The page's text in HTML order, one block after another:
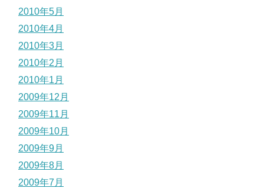
2010年5月
2010年4月
2010年3月
2010年2月
2010年1月
2009年12月
2009年11月
2009年10月
2009年9月
2009年8月
2009年7月